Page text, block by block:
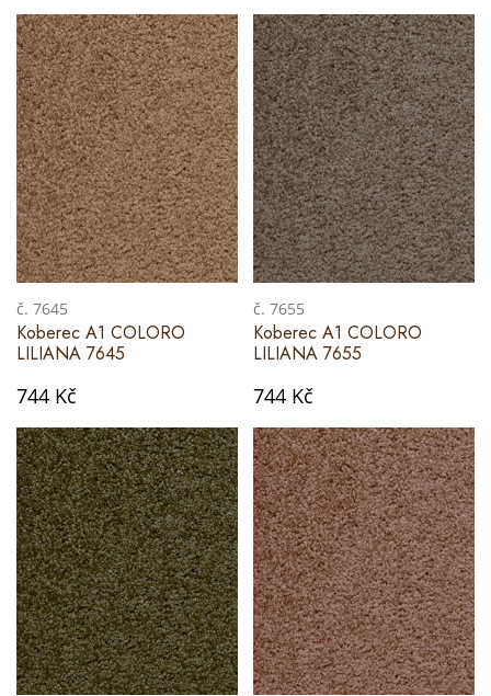
č. 7645
Koberec A1 COLORO
LILIANA 7645
744 Kč
č. 7655
Koberec A1 COLORO
LILIANA 7655
744 Kč